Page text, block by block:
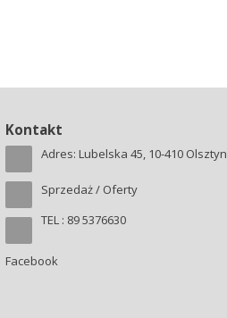
Kontakt
Adres: Lubelska 45, 10-410 Olsztyn
Sprzedaż / Oferty
TEL : 89 5376630
Facebook